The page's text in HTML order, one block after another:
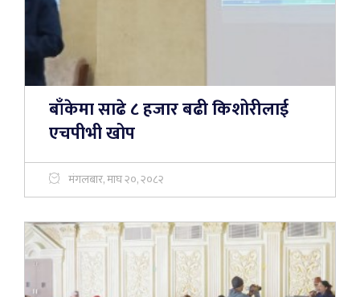
बाँकेमा साढे ८ हजार बढी किशोरीलाई
एचपीभी खोप
मंगलबार, माघ २०, २०८२